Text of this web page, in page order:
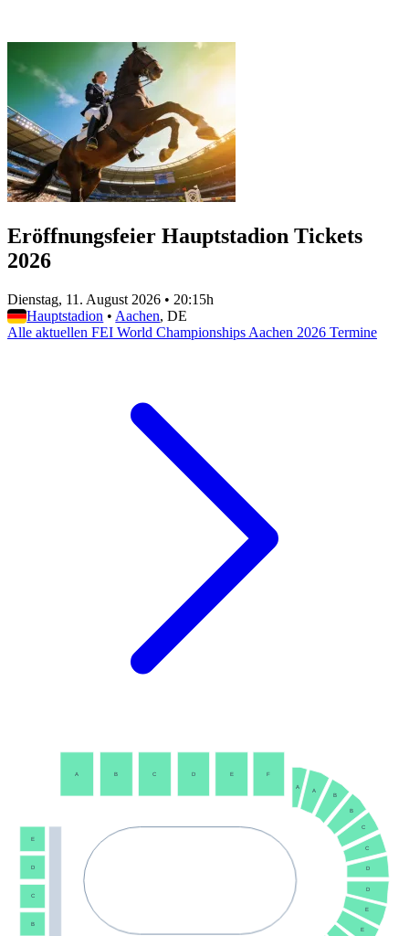
Eröffnungsfeier Hauptstadion Tickets
2026
Dienstag, 11. August 2026 • 20:15h
Hauptstadion • Aachen, DE
Alle aktuellen FEI World Championships Aachen 2026 Termine
A
A
B
B
C
C
D
D
E
E
E
D
C
B
A B C D E F